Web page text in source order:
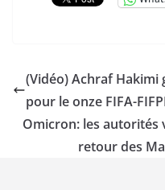
(Vidéo) Achraf Hakimi
pour le onze FIFA-
Omicron: les autorités
retour des